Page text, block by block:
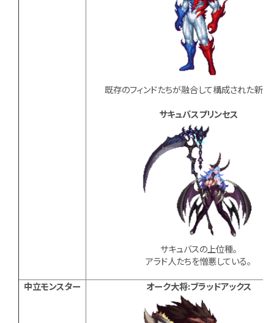
既存のフィンドたちが融合して構成された新規
サキュバスプリンセス
サキュバスの上位種。
アラド人たちを憎悪している。
中立モンスター
オーク大将:ブラッドアックス